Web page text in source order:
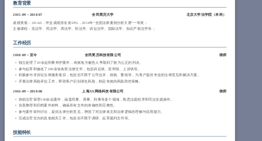
教育背景
2015-09 ~ 2018-07 全民简历大学 北京大学法学院（本科）
成绩奖项：3.8/4.0，毕业成绩排名前10%，2014年“全国法律案例分析大赛”一等奖；
主修课程：宪法学、民法学、商法学、刑法学、诉讼法学、国际法学、知识产权法学等；
工作经历
2018-09 ~ 至今 全民简历科技有限公司
律师
独立处理了20余起刑事辩护案件，有效地为被告人争取到了较为公正的判决。
参与起草和修改了100余份各类法律文书，包括诉讼状、答辩状、上诉状等。
积极参与非诉讼法律服务项目，包括但不限于公司合并、收购、重组等，为客户提供专业的法律意见和解决方案。
开展法律风险评估工作，帮助客户识别潜在风险，制定有效的风险防控策略。
2016-09 ~ 2018-08 上海XX网络科技有限公司
律师
协助法官审理100余起案件，涵盖民事、商事、刑事等多个领域，熟悉法庭程序和司法实践操作。
负责整理和归档案件材料，确保所有文件的准确性和完整性。
参与案件审判讨论，提供法律分析意见，增强了对法律条文和法律逻辑的理解与应用能力。
完成法官交办的其他相关工作，包括但不限于调研、起草裁判文书等。
技能特长